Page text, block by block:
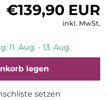
Normaler
€139,90 EUR
inkl. MwSt.
Aug. - 13. Aug.
legen
setzen